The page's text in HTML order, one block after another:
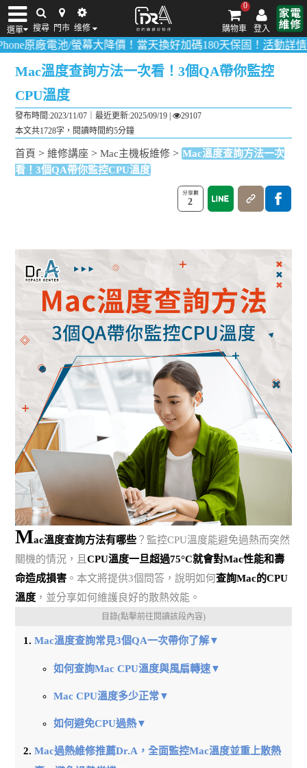
選單 搜尋 門市 维修 登入
0
購物車
iPhone維修/價格 筆電維修/價格 Android手機維修/價格 MacBook維修/價
/螢幕大降價！當天換好加碼180天保固！活動詳情請點我！多
Mac溫度查詢方法一次看！3個QA帶你監控
CPU溫度
發布時間:2023/11/07｜最近更新:2025/09/19 |
29107
本文共1728字，閱讀時間約5分鐘
首頁 >維修講座 >Mac主機板維修 > Mac溫度查詢方法一次
看！3個QA帶你監控CPU溫度
2
Mac溫度查詢方法有哪些 ？監控CPU溫度能避免過熱而突然
關機的情況，且CPU溫度一旦超過75°C就會對Mac性能和壽
命造成損害 。本文將提供3個問答，說明如何查詢Mac的CPU
溫度 ，並分享如何維護良好的散熱效能。
目錄(點擊前往閱讀該段內容)
Mac溫度查詢常見3個QA一次帶你了解▼
如何查詢Mac CPU溫度與風扇轉速▼
Mac CPU溫度多少正常▼
如何避免CPU過熱▼
Mac過熱維修推薦Dr.A，全面監控Mac溫度並重上散熱